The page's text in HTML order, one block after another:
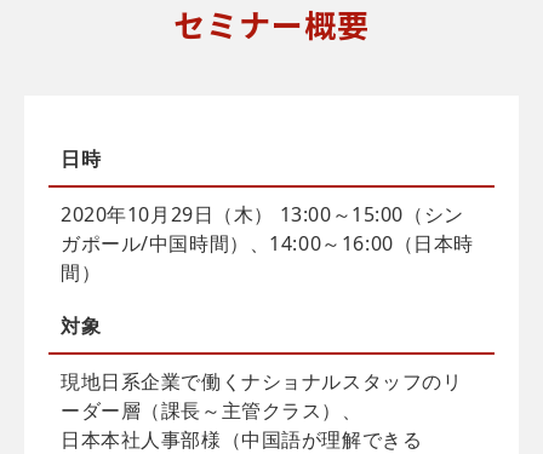
セミナー概要
日時
2020年10月29日（木） 13:00～15:00（シン
ガポール/中国時間）、14:00～16:00（日本時
間）
対象
現地日系企業で働くナショナルスタッフのリ
ーダー層（課長～主管クラス）、
日本本社人事部様（中国語が理解できる